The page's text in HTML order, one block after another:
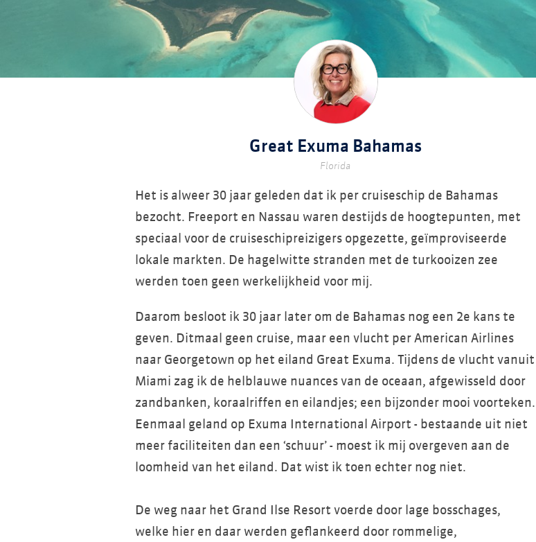
Great Exuma Bahamas
Florida
Het is alweer 30 jaar geleden dat ik per cruiseschip de Bahamas
bezocht. Freeport en Nassau waren destijds de hoogtepunten, met
speciaal voor de cruiseschipreizigers opgezette, geïmproviseerde
lokale markten. De hagelwitte stranden met de turkooizen zee
werden toen geen werkelijkheid voor mij.
Daarom besloot ik 30 jaar later om de Bahamas nog een 2e kans te
geven. Ditmaal geen cruise, maar een vlucht per American Airlines
naar Georgetown op het eiland Great Exuma. Tijdens de vlucht vanuit
Miami zag ik de helblauwe nuances van de oceaan, afgewisseld door
zandbanken, koraalriffen en eilandjes; een bijzonder mooi voorteken.
Eenmaal geland op Exuma International Airport - bestaande uit niet
meer faciliteiten dan een ‘schuur’ - moest ik mij overgeven aan de
loomheid van het eiland. Dat wist ik toen echter nog niet.
De weg naar het Grand Ilse Resort voerde door lage bosschages,
welke hier en daar werden geflankeerd door rommelige,